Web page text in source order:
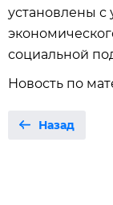
установлены с
социальной
Новость по
Назад